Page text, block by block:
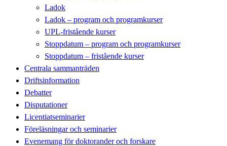
Ladok
Ladok – program och programkurser
UPL-fristående kurser
Stoppdatum – program och programkurser
Stoppdatum – fristående kurser
Centrala sammanträden
Driftsinformation
Debatter
Disputationer
Licentiatseminarier
Föreläsningar och seminarier
Evenemang för doktorander och forskare